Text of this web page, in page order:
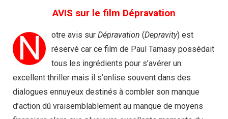
AVIS sur le film Dépravation
N otre avis sur Dépravation (Depravity) est
réservé car ce film de Paul Tamasy possédait
tous les ingrédients pour s’avérer un
excellent thriller mais il s’enlise souvent dans des
dialogues ennuyeux destinés à combler son manque
d’action dû vraisemblablement au manque de moyens